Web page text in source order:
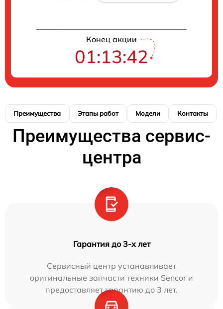
Конец акции
01:13:42
Преимущества Этапы работ Модели Контакты
Преимущества сервис-
центра
Гарантия до 3-х лет
Сервисный центр устанавливает
оригинальные запчасти техники Sencor и
предоставляет гарантию до 3 лет.